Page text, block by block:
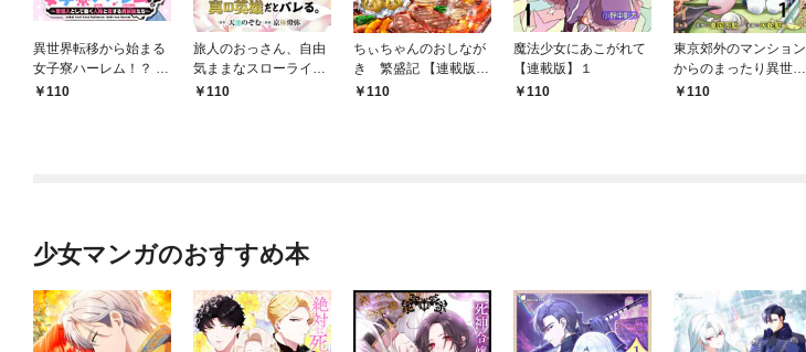
異世界転移から始まる
女子寮ハーレム！？ ～
管理人として働く人間
110
旅人のおっさん、自由
気ままなスローライフ
を送りたいのに世界を
110
ちぃちゃんのおしなが
き 繁盛記 【連載版】
１110
魔法少女にあこがれて
【連載版】１
110
東京郊外のマンション
からのまったり異世界
冒険記 ～僕の部屋が
110
少女マンガのおすすめ本